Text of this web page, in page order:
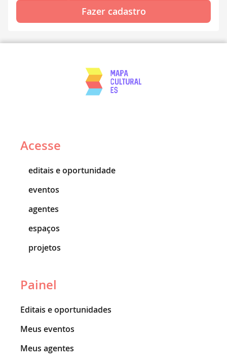
Fazer cadastro
Acesse
editais e oportunidade
eventos
agentes
espaços
projetos
Painel
Editais e oportunidades
Meus eventos
Meus agentes